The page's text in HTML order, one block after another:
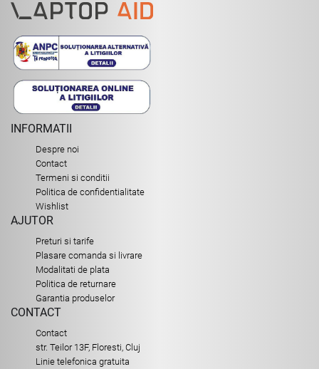
INFORMATII
Despre noi
Contact
Termeni si conditii
Politica de confidentialitate
Wishlist
AJUTOR
Preturi si tarife
Plasare comanda si livrare
Modalitati de plata
Politica de returnare
Garantia produselor
CONTACT
Contact
str. Teilor 13F, Floresti, Cluj
Linie telefonica gratuita